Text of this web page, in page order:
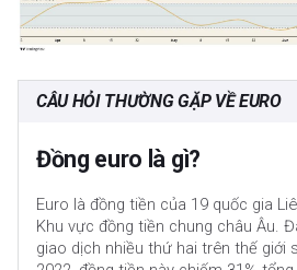
CÂU HỎI THƯỜNG GẶP VỀ EURO
Đồng euro là gì?
Euro là đồng tiền của 19 quốc gia
Khu vực đồng tiền chung châu Âu.
giao dịch nhiều thứ hai trên thế giới